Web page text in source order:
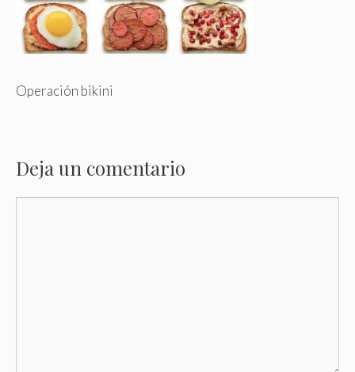
Operación bikini
Deja un comentario